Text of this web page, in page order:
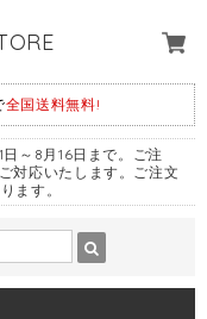
全国送料無料!
～8月16日まで。ご注
対応いたします。ご注文
ます。